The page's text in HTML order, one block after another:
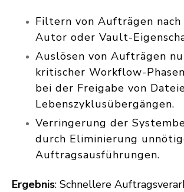
Filtern von Aufträgen
Autor oder Vault-
Auslösen von Aufträgen
kritischer Workflow-
bei der Freigabe von
Lebenszyklusübergängen.
Verringerung der
durch Eliminierung
Auftragsausführungen.
Ergebnis: Schnellere